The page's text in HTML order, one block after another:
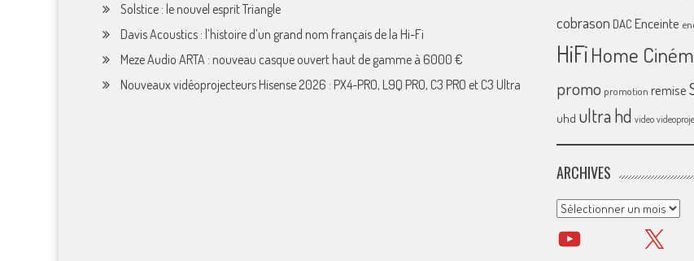
Solstice : le nouvel esprit Triangle
Davis Acoustics : l’histoire d’un grand nom français de la Hi-Fi
Meze Audio ARTA : nouveau casque ouvert haut de gamme à 6000 €
Nouveaux vidéoprojecteurs Hisense 2026 : PX4-PRO, L9Q PRO, C3 PRO et C3 Ultra
cobrason DAC Enceinte
HiFiHome
promo promotion remise
uhd ultra hd video
ARCHIVES
Archives
YouTube X